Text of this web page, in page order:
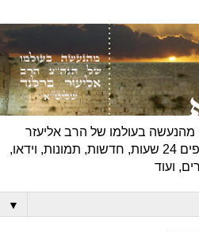
בעולמו של הרב אליעזר
ברלנד שליט"א - דיווחים שוטפים 24 שעות, חדשות, תמונות, וידאו,
ועוד
▼